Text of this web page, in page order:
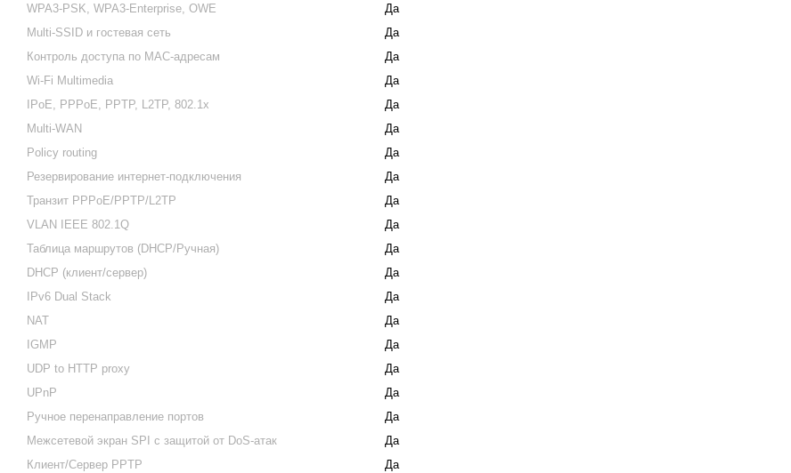
WPA3-PSK, WPA3-Enterprise, OWE
Да
Multi-SSID и гостевая сеть
Да
Контроль доступа по MAC-адресам
Да
Wi-Fi Multimedia
Да
IPoE, PPPoE, PPTP, L2TP, 802.1x
Да
Multi-WAN
Да
Policy routing
Да
Резервирование интернет-подключения
Да
Транзит PPPoE/PPTP/L2TP
Да
VLAN IEEE 802.1Q
Да
Таблица маршрутов (DHCP/Ручная)
Да
DHCP (клиент/сервер)
Да
IPv6 Dual Stack
Да
NAT
Да
IGMP
Да
UDP to HTTP proxy
Да
UPnP
Да
Ручное перенаправление портов
Да
Межсетевой экран SPI с защитой от DoS-атак
Да
Клиент/Сервер PPTP
Да